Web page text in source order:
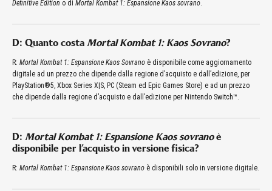
Definitive Edition o di Mortal Kombat 1: Espansione Kaos sovrano.
D: Quanto costa Mortal Kombat 1: Kaos Sovrano?
R: Mortal Kombat 1: Espansione Kaos Sovrano è disponibile come aggiornamento
digitale ad un prezzo che dipende dalla regione d’acquisto e dall’edizione, per
PlayStation®5, Xbox Series X|S, PC (Steam ed Epic Games Store) e ad un prezzo
che dipende dalla regione d’acquisto e dall’edizione per Nintendo Switch™.
D: Mortal Kombat 1: Espansione Kaos sovranoè
disponibile per l’acquisto in versione fisica?
R: Mortal Kombat 1: Espansione Kaos sovrano è disponibili solo in versione digitale.